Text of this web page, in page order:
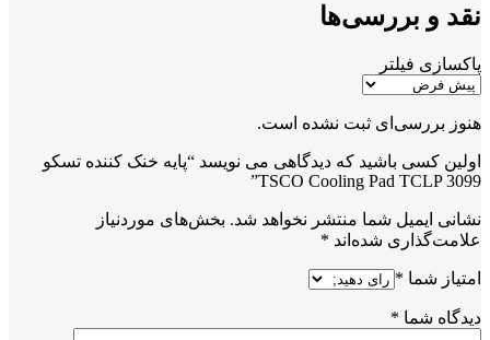
نقد و بررسی‌ها
پاکسازی فیلتر
هنوز بررسی‌ای ثبت نشده است.
اولین کسی باشید که دیدگاهی می نویسد “پایه خنک کننده تسکو
TSCO Cooling Pad TCLP 3099”
نشانی ایمیل شما منتشر نخواهد شد. بخش‌های موردنیاز
علامت‌گذاری شده‌اند *
امتیاز شما *
دیدگاه شما *